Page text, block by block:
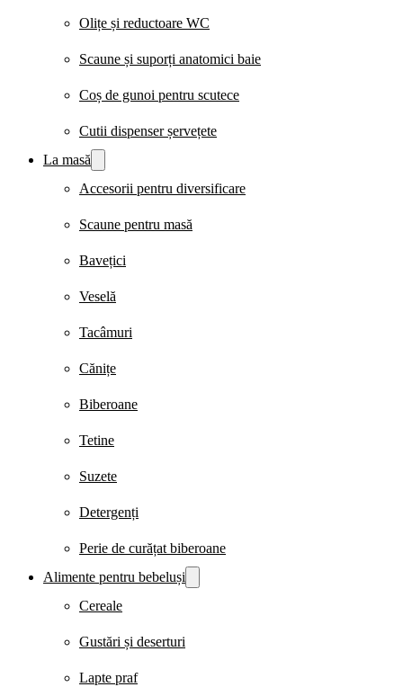
Olițe și reductoare WC
Scaune și suporți anatomici baie
Coș de gunoi pentru scutece
Cutii dispenser șervețete
La masă
Accesorii pentru diversificare
Scaune pentru masă
Bavețici
Veselă
Tacâmuri
Cănițe
Biberoane
Tetine
Suzete
Detergenți
Perie de curățat biberoane
Alimente pentru bebeluși
Cereale
Gustări și deserturi
Lapte praf